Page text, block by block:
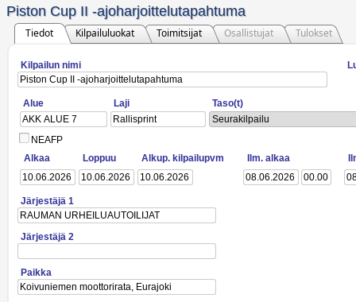
Piston Cup II -ajoharjoittelutapahtuma
Tiedot Kilpailuluokat Toimitsijat Osallistujat Tulokset
Kilpailun nimi
Alue Laji
Taso(t)
Seurakilpailu
NEAFP
Alkaa
Loppuu Alkup. kilpailupvm Ilm. alkaa
Järjestäjä 1
Järjestäjä 2
Paikka